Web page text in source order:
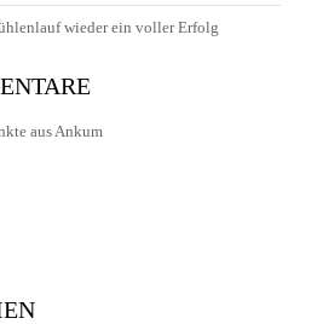
wieder ein voller Erfolg
aus Ankum